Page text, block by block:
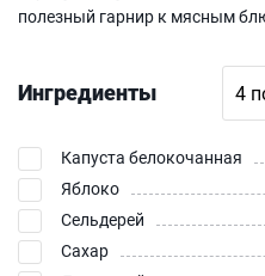
полезный гарнир к мясным
Ингредиенты
Капуста белокочанная
Яблоко
Сельдерей
Сахар